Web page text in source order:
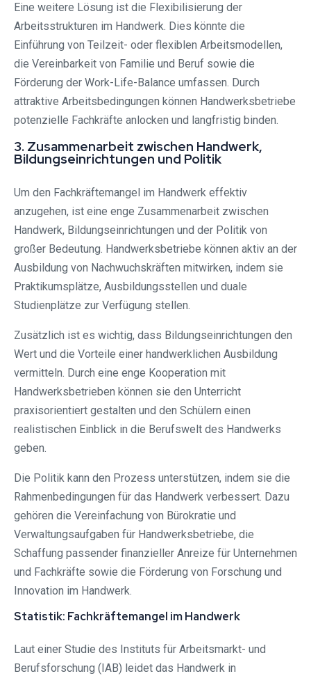
Eine weitere Lösung ist die Flexibilisierung der
Arbeitsstrukturen im Handwerk. Dies könnte die
Einführung von Teilzeit- oder flexiblen Arbeitsmodellen,
die Vereinbarkeit von Familie und Beruf sowie die
Förderung der Work-Life-Balance umfassen. Durch
attraktive Arbeitsbedingungen können Handwerksbetriebe
potenzielle Fachkräfte anlocken und langfristig binden.
3. Zusammenarbeit zwischen Handwerk,
Bildungseinrichtungen und Politik
Um den Fachkräftemangel im Handwerk effektiv
anzugehen, ist eine enge Zusammenarbeit zwischen
Handwerk, Bildungseinrichtungen und der Politik von
großer Bedeutung. Handwerksbetriebe können aktiv an der
Ausbildung von Nachwuchskräften mitwirken, indem sie
Praktikumsplätze, Ausbildungsstellen und duale
Studienplätze zur Verfügung stellen.
Zusätzlich ist es wichtig, dass Bildungseinrichtungen den
Wert und die Vorteile einer handwerklichen Ausbildung
vermitteln. Durch eine enge Kooperation mit
Handwerksbetrieben können sie den Unterricht
praxisorientiert gestalten und den Schülern einen
realistischen Einblick in die Berufswelt des Handwerks
geben.
Die Politik kann den Prozess unterstützen, indem sie die
Rahmenbedingungen für das Handwerk verbessert. Dazu
gehören die Vereinfachung von Bürokratie und
Verwaltungsaufgaben für Handwerksbetriebe, die
Schaffung passender finanzieller Anreize für Unternehmen
und Fachkräfte sowie die Förderung von Forschung und
Innovation im Handwerk.
Statistik: Fachkräftemangel im Handwerk
Laut einer Studie des Instituts für Arbeitsmarkt- und
Berufsforschung (IAB) leidet das Handwerk in